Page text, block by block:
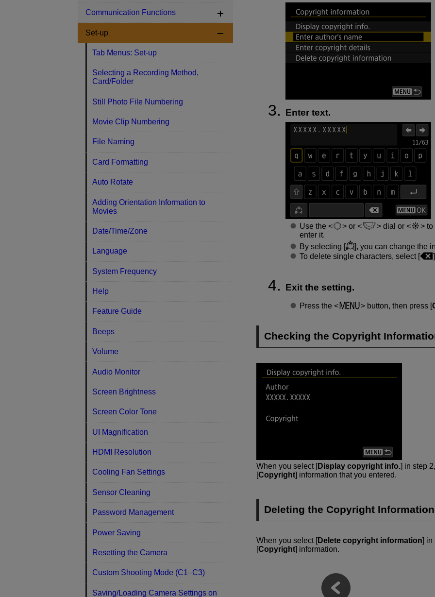
Enter text.
Use the or dial or
to
enter it.
By selecting [
], you can change the
To delete single characters, select [
Exit the setting.
Press the button, then press [
Checking the Copyright
When you select [Display copyright info.] in step
[Copyright] information that you entered.
Deleting the Copyright Information
When you select [Delete copyright information] in
[Copyright] information.
Communication Functions
Set-up
Tab Menus: Set-up
Selecting a Recording Method,
Card/Folder
Still Photo File Numbering
Movie Clip Numbering
File Naming
Card Formatting
Auto Rotate
Adding Orientation Information to
Movies
Date/Time/Zone
Language
System Frequency
Help
Feature Guide
Beeps
Volume
Audio Monitor
Screen Brightness
Screen Color Tone
UI Magnification
HDMI Resolution
Cooling Fan Settings
Sensor Cleaning
Password Management
Power Saving
Resetting the Camera
Custom Shooting Mode (C1–C3)
Saving/Loading Camera Settings on